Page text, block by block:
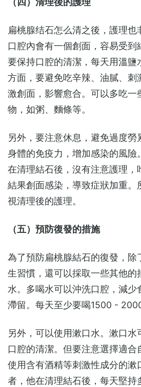
扁桃腺结石怎么清之後，護理也
口腔內會有一個創面，容易受到
要保持口腔的清潔，每天用溫鹽
方面，要避免吃辛辣、油膩、刺
激創面，影響愈合。可以多吃一
物，如粥、麵條等。
另外，要注意休息，避免過度
身體的免疫力，增加感染的風險
在清理結石後，沒有注意護理，
結果創面感染，導致症狀加重。
視清理後的護理。
（五）預防復發的措施
為了預防扁桃腺結石的復發，除
生習慣，還可以採取一些其他的
水。多喝水可以沖洗口腔，減少
滯留。每天至少要喝1500 -
另外，可以使用漱口水。漱口
口腔的清潔。但要注意選擇適
使用含有酒精等刺激性成分的漱
者，他在清理結石後，每天堅持